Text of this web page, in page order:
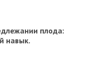
плода:
навык.